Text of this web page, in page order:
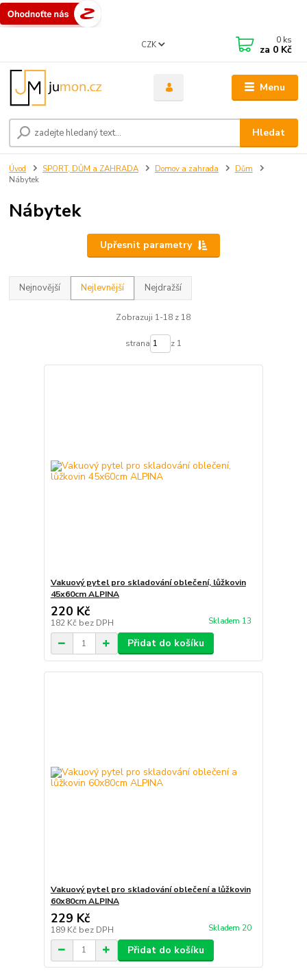
Menu
CZK
Hledat
0 ks
za 0 Kč
Úvod SPORT, DŮM a ZAHRADA Domov a zahrada
Dům
Nábytek
Nábytek
Upřesnit parametry
Nejnovější Nejlevnější Nejdražší
Zobrazuji 1-18 z 18
strana z 1
Vakuový pytel pro skladování oblečení, lůžkovin
45x60cm ALPINA
220 Kč
182 Kč bez DPH Skladem 13
Přidat do košíku
Vakuový pytel pro skladování oblečení a lůžkovin
60x80cm ALPINA
229 Kč
189 Kč bez DPH Skladem 20
Přidat do košíku